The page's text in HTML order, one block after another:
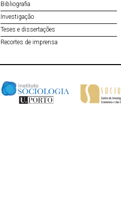
Bibliografia
Investigação
Teses e dissertações
Recortes de imprensa